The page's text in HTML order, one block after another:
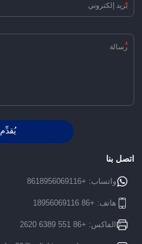
*
*
يُقدِّم
اتصل بنا
واتساب: +8618956069116
هاتف: +86 18956069116
الفاكس: +86 551 6389 2620